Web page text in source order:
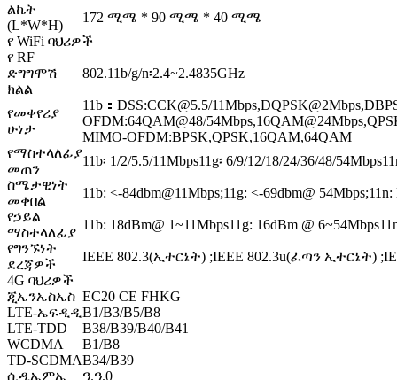
ልኬት
(L*W*H)
172 ሚሜ * 90 ሚሜ * 40 ሚሜ
የ WiFi ባህሪዎች
የ RF
ድግግሞሽ
ክልል
802.11b/g/n፡2.4~2.4835GHz
የመቀየሪያ
ሁነታ
11b：DSS:CCK@5.5/
OFDM:64QAM@48/
MIMO-OFDM:BPSK,QPSK,16QAM,64QAM
የማስተላለፊያ
መጠን
11b፡ 1/2/5.5/11Mbps11g፡ 6/9/12/18/24/36/48/
ስሜታዊነት
መቀበል
11b: <-84dbm@11Mbps;11g: <-69dbm@
የኃይል
ማስተላለፊያ
11b: 18dBm@ 1~11Mbps11g: 16dBm @
የግንኙነት
ደረጃዎች
IEEE 802.3(ኢተርኔት) ;IEEE 802.3u(ፈጣን ኢተርኔት)
4G ባህሪዎች
ጂኤንኤስኤስ EC20 CE FHKG
LTE-ኤፍዲዲB1/B3/B5/B8
LTE-TDD
B38/B39/B40/B41
WCDMA
B1/B8
TD-SCDMAB34/B39
ሲዲኤምኤ
ዓ.ዓ.0